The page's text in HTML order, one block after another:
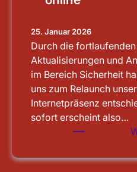
25. Januar 2026
Durch die fortlaufenden
Aktualisierungen und
im Bereich Sicherheit
uns zum Relaunch
Internetpräsenz
sofort erscheint also…